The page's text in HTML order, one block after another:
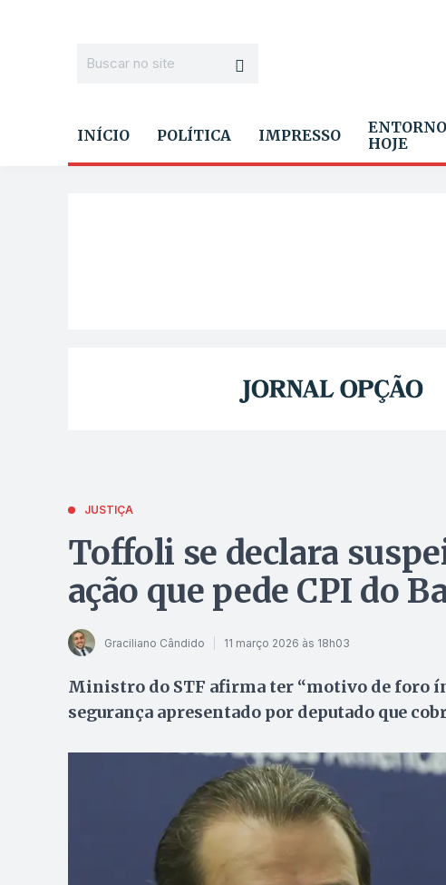
INÍCIO POLÍTICA IMPRESSO
ENTORNO
HOJE
JUSTIÇA
Toffoli se declara
ação que pede CPI do
Graciliano Cândido 11 março 2026 às 18h03
Ministro do STF afirma ter “motivo de foro
segurança apresentado por deputado que